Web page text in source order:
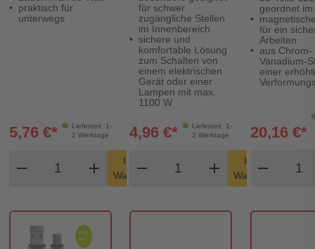
praktisch für
unterwegs
Lieferzeit: 1-
2 Werktage
5,76 €*
remove
Produkt Warenkorb Menge
add
In den
Warenkorb
shopping_cart
für schwer
zugängliche Stellen
im Innenbereich
sichere und
komfortable Lösung
zum Schalten von
einem elektrischen
Gerät oder einer
Lampen mit max.
1100 W
Lieferzeit: 1-
2 Werktage
4,96 €*
remove
Produkt Warenkorb
add
In den
Warenkorb
shopping_cart
geordnet im
für ein
Arbeiten
aus Chrom-
Vanadium-
einer
20,16 €*
remove